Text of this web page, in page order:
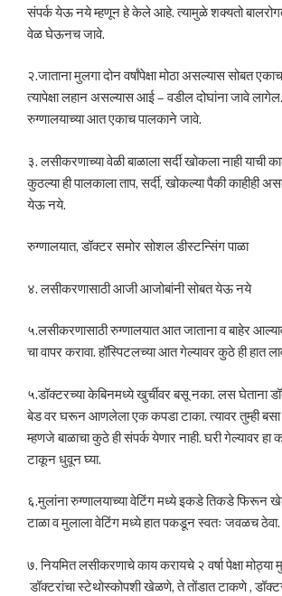
संपर्क येऊ नये म्हणून हे केले आहे. त्यामुळे शक्यतो
वेळ घेऊनच जावे.
२.जाताना मुलगा दोन वर्षांपेक्षा मोठा असल्यास सोबत
त्यापेक्षा लहान असल्यास आई – वडील दोघांना जावे
रुग्णालयाच्या आत एकाच पालकाने जावे.
३. लसीकरणाच्या वेळी बाळाला सर्दी खोकला नाही याची
कुठल्या ही पालकाला ताप, सर्दी, खोकल्या पैकी काहीही
येऊ नये.
रुग्णालयात, डॉक्टर समोर सोशल डीस्टन्सिंग पाळा
४. लसीकरणासाठी आजी आजोबांनी सोबत येऊ नये
५.लसीकरणासाठी रुग्णालयात आत जाताना व बाहेर
चा वापर करावा. हॉस्पिटलच्या आत गेल्यावर कुठे ही हात
५.डॉक्टरच्या केबिनमध्ये खुर्चीवर बसू नका. लस घेताना
बेड वर घरून आणलेला एक कपडा टाका. त्यावर तुम्ही बसा
म्हणजे बाळाचा कुठे ही संपर्क येणार नाही. घरी गेल्यावर हा
टाकून धुवून घ्या.
६.मुलांना रुग्णालयाच्या वेटिंग मध्ये इकडे तिकडे फिरून
टाळा व मुलाला वेटिंग मध्ये हात पकडून स्वतः जवळच ठेवा.
७. नियमित लसीकरणाचे काय करायचे २ वर्षा पेक्षा मोठ्या
डॉक्टरांचा स्टेथोस्कोपशी खेळणे, ते तोंडात टाकणे ,